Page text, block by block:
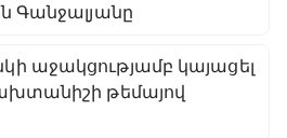
Գանջալյանը
աջակցությամբ կայացել
թեմայով